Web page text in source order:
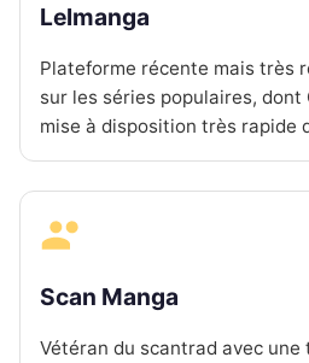
Lelmanga
Plateforme récente mais très
sur les séries populaires, dont
mise à disposition très rapide
Scan Manga
Vétéran du scantrad avec une